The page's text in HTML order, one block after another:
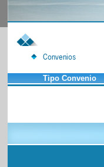
Convenios
Tipo Convenio